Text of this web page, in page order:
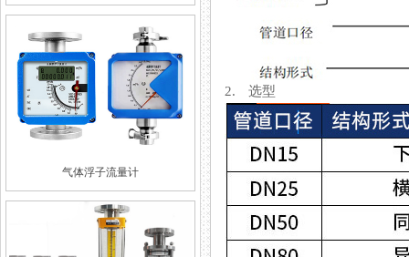
气体浮子流量计
2. 选型